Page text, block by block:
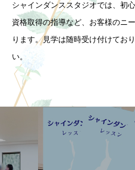
シャインダンススタジオでは、初
資格取得の指導など、お客様のニ
ります。見学は随時受け付けてお
い。